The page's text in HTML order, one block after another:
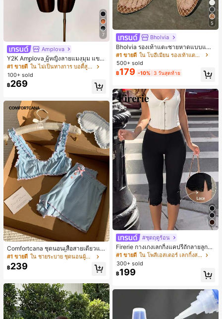
7
Amplova
Y2K Amplova ผู้หญิงลายแมงมุม แขน
ยาว คอตั้ง บอดี้สูท, สไตล์แฟชั่นดาร์ก
บอดี้สูทผู้หญิง บอดี้สูทฮาโลวีน บอดี้สูท
ลายใยแมงมุม
#1 ขายดี
ใน ไม่เป็นทางการ บอดี้สูทผู้หญิง
100+ sold
฿269
Comfortcana ชุดนอนเสื้อสายเดี่ยวแต่
งระบายและกางเกงขาสั้นสำหรับผู้หญิง
#1 ขายดี ใน ชายระบาย ชุดนอนผู้หญิง
฿239
5
Bholvia
Bholvia รองเท้าแตะชายหาดแบบแบน
สบาย ๆ ลายฉลุมาใหม่สำหรับผู้หญิง
#1 ขายดี
ใน โบฮีเมียน รองเท้าแตะผู้หญิง
500+ sold
฿179 -10% 3 วันสุดท้าย
#ชุดฤดูร้อน
Firerie กางเกงเลกกิ้งแคปรีถักลายลูกไม้
สีดำหรูหราสำหรับผู้หญิง อเนกประสงค์
สำหรับกีฬา แฟชั่น ชายหาด เทศกาลด
นตรี ฤดูร้อนแบบสบายๆ
#1 ขายดี
ใน โพลีเอสเตอร์ เลกกิ้งสตรี
300+ sold
฿199